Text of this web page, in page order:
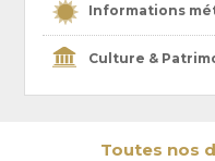
Informations
Culture &
Toutes nos